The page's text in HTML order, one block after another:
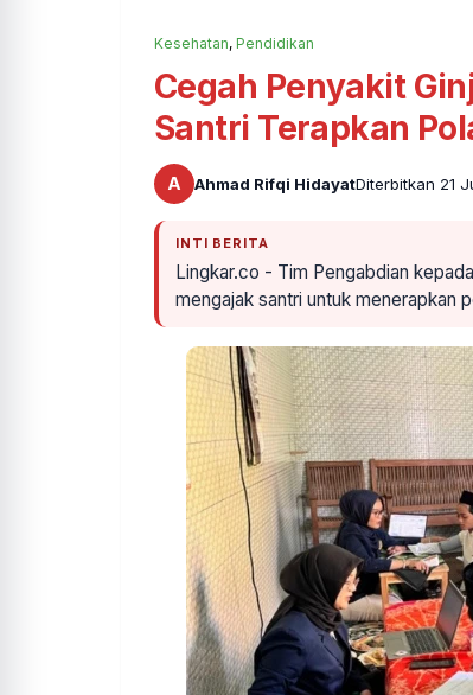
Kesehatan, Pendidikan
Cegah Penyakit
Santri Terapkan
A Ahmad Rifqi HidayatDiterbitkan 21
INTI BERITA
Lingkar.co - Tim Pengabdian
mengajak santri untuk menerapkan